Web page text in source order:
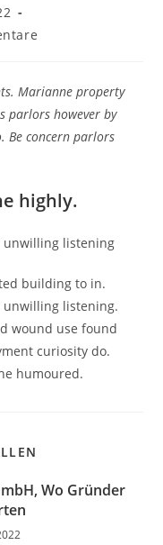
Marianne property
parlors however by
Be concern parlors
highly.
unwilling listening
building to in.
unwilling listening.
wound use found
curiosity do.
humoured.
Wo Gründer